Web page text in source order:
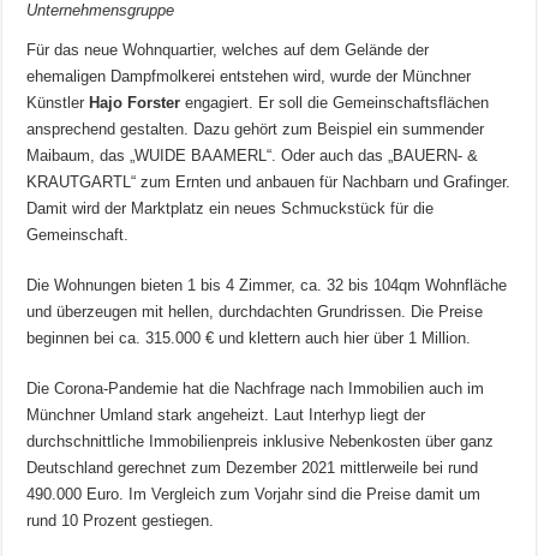
Unternehmensgruppe
Für das neue Wohnquartier, welches auf dem Gelände der
ehemaligen Dampfmolkerei entstehen wird, wurde der Münchner
Künstler Hajo Forsterengagiert. Er soll die Gemeinschaftsflächen
ansprechend gestalten. Dazu gehört zum Beispiel ein summender
Maibaum, das „WUIDE BAAMERL“. Oder auch das „BAUERN- &
KRAUTGARTL“ zum Ernten und anbauen für Nachbarn und Grafinger.
Damit wird der Marktplatz ein neues Schmuckstück für die
Gemeinschaft.
Die Wohnungen bieten 1 bis 4 Zimmer, ca. 32 bis 104qm Wohnfläche
und überzeugen mit hellen, durchdachten Grundrissen. Die Preise
beginnen bei ca. 315.000 € und klettern auch hier über 1 Million.
Die Corona-Pandemie hat die Nachfrage nach Immobilien auch im
Münchner Umland stark angeheizt. Laut Interhyp liegt der
durchschnittliche Immobilienpreis inklusive Nebenkosten über ganz
Deutschland gerechnet zum Dezember 2021 mittlerweile bei rund
490.000 Euro. Im Vergleich zum Vorjahr sind die Preise damit um
rund 10 Prozent gestiegen.